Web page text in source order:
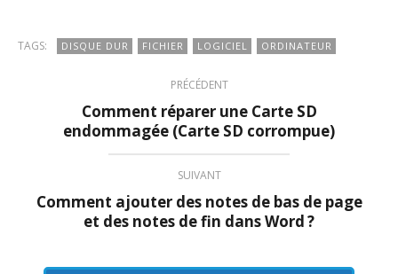
TAGS: DISQUE DUR FICHIER LOGICIEL ORDINATEUR
PRÉCÉDENT
Comment réparer une Carte SD
endommagée (Carte SD corrompue)
SUIVANT
Comment ajouter des notes de bas de page
et des notes de fin dans Word ?